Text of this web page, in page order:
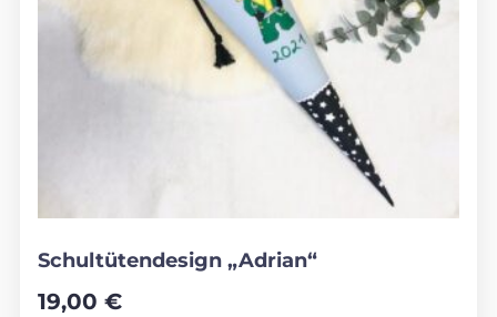
Schultütendesign „Adrian“
19,00 €